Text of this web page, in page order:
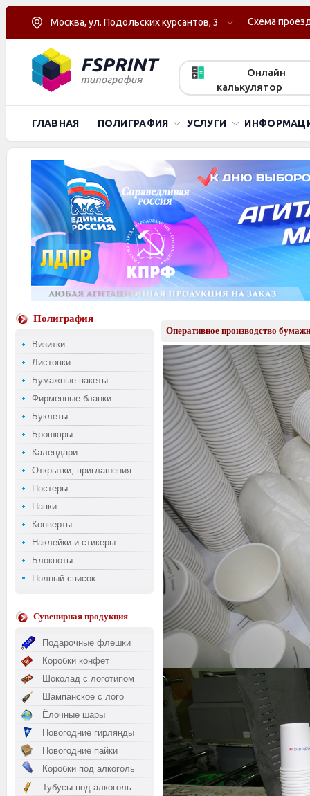
Москва, ул. Подольских курсантов, 3 Схема
Онлайн
калькулятор
ГЛАВНАЯ ПОЛИГРАФИЯ УСЛУГИ
Полиграфия
Визитки
Листовки
Бумажные пакеты
Фирменные бланки
Буклеты
Брошюры
Календари
Открытки, приглашения
Постеры
Папки
Конверты
Наклейки и стикеры
Блокноты
Полный список
Сувенирная продукция
Подарочные флешки
Коробки конфет
Шоколад с логотипом
Шампанское с лого
Ёлочные шары
Новогодние гирлянды
Новогодние пайки
Коробки под алкоголь
Тубусы под алкоголь
Оперативное производство